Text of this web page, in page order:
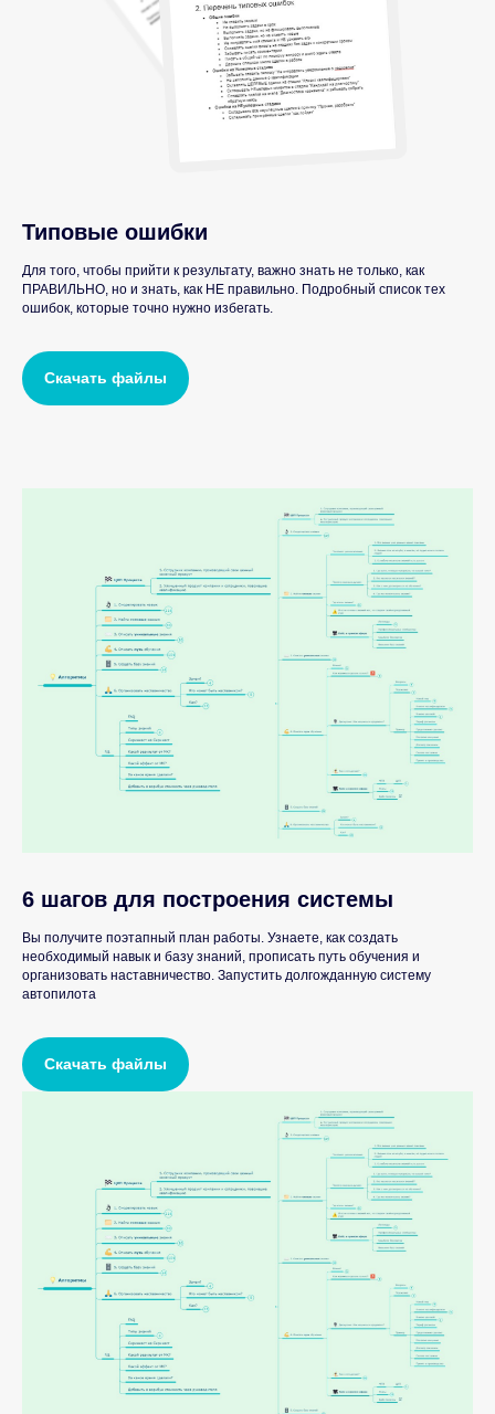
Типовые ошибки
Для того, чтобы прийти к результату, важно знать не только, как
ПРАВИЛЬНО, но и знать, как НЕ правильно. Подробный список тех
ошибок, которые точно нужно избегать.
Скачать файлы
6 шагов для построения системы
Вы получите поэтапный план работы. Узнаете, как создать
необходимый навык и базу знаний, прописать путь обучения и
организовать наставничество. Запустить долгожданную систему
автопилота
Скачать файлы
Секреты и лайфхаки в наших каналах: